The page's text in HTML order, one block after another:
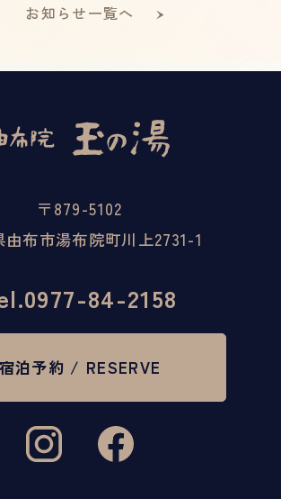
お知らせ一覧へ
〒879-5102
由布市湯布院町川上2731-1
0977-84-2158
宿泊予約 / RESERVE